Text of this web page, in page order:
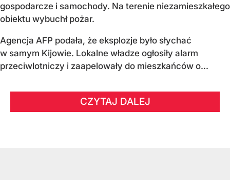
gospodarcze i samochody. Na terenie niezamieszkałego
obiektu wybuchł pożar.
Agencja AFP podała, że eksplozje było słychać
w samym Kijowie. Lokalne władze ogłosiły alarm
przeciwlotniczy i zaapelowały do mieszkańców o...
CZYTAJ DALEJ